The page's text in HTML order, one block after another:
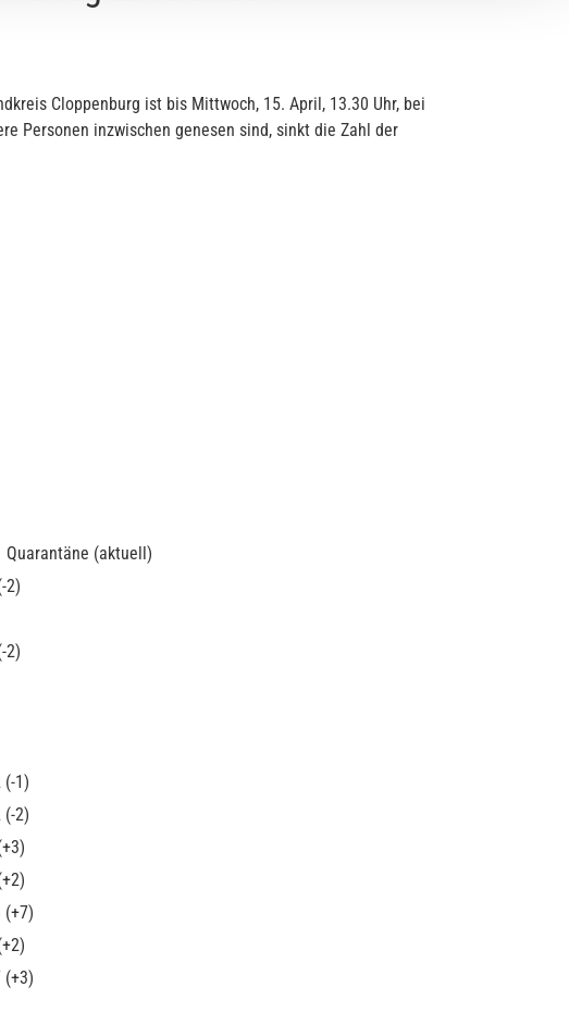
Cloppenburg ist bis Mittwoch, 15. April, 13.30 Uhr, bei
Personen inzwischen genesen sind, sinkt die Zahl der
Quarantäne (aktuell)
2)
2)
(-1)
(-2)
(+7)
(+3)